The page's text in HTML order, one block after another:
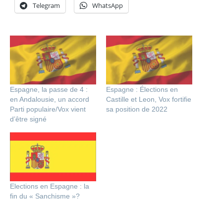
Telegram WhatsApp
Espagne, la passe de 4 :
en Andalousie, un accord
Parti populaire/Vox vient
d’être signé
Espagne : Élections en
Castille et Leon, Vox fortifie
sa position de 2022
Elections en Espagne : la
fin du « Sanchisme »?